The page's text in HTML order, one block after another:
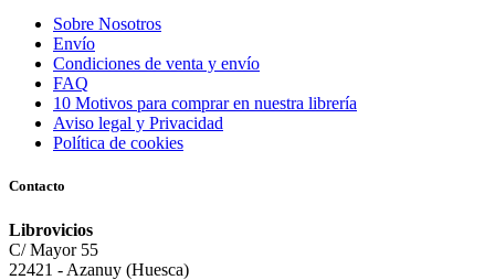
Sobre Nosotros
Envío
Condiciones de venta y envío
FAQ
10 Motivos para comprar en nuestra librería
Aviso legal y Privacidad
Política de cookies
Contacto
Librovicios
C/ Mayor 55
22421 - Azanuy (Huesca)